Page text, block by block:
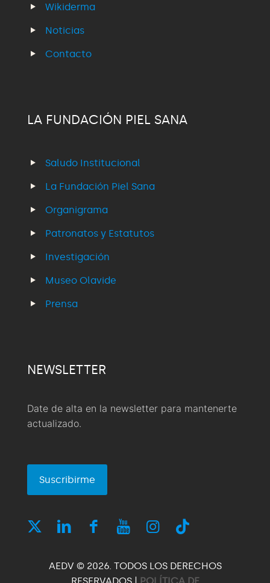
Wikiderma
Noticias
Contacto
LA FUNDACIÓN PIEL SANA
Saludo Institucional
La Fundación Piel Sana
Organigrama
Patronatos y Estatutos
Investigación
Museo Olavide
Prensa
NEWSLETTER
Date de alta en la newsletter para mantenerte
actualizado.
Suscribirme
AEDV © 2026. TODOS LOS DERECHOS